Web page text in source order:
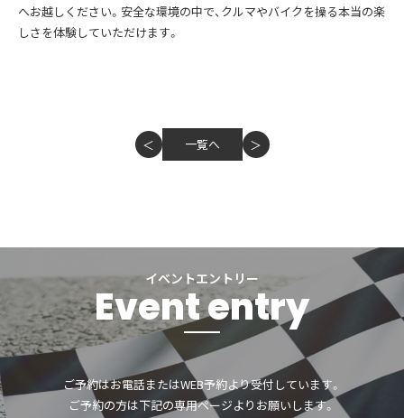
へお越しください。安全な環境の中で、クルマやバイクを操る本当の楽
しさを体験していただけます。
＜ 一覧へ ＞
イベントエントリー
Event entry
ご予約はお電話またはWEB予約より受付しています。
ご予約の方は下記の専用ページよりお願いします。